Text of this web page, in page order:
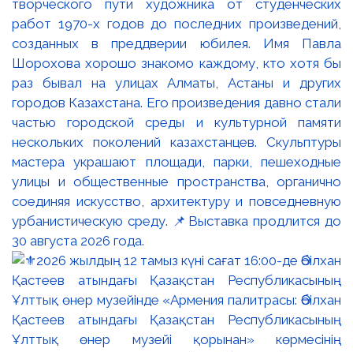
творческого пути художника от студенческих
работ 1970-х годов до последних произведений,
созданных в преддверии юбилея. Имя Павла
Шорохова хорошо знакомо каждому, кто хотя бы
раз бывал на улицах Алматы, Астаны и других
городов Казахстана. Его произведения давно стали
частью городской среды и культурной памяти
нескольких поколений казахстанцев. Скульптуры
мастера украшают площади, парки, пешеходные
улицы и общественные пространства, органично
соединяя искусство, архитектуру и повседневную
урбанистическую среду. 📌Выставка продлится до
30 августа 2026 года.